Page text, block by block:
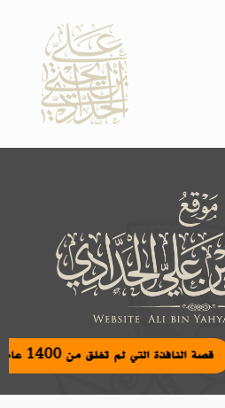
قصة النافذة التي لم تغلق من 1400 عام: خيال لا حقيقة